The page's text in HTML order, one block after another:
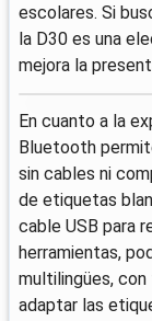
escolares. Si
la D30 es una
mejora la
En cuanto a la
Bluetooth
sin cables ni
de etiquetas
cable USB para
herramientas,
multilingües,
adaptar las